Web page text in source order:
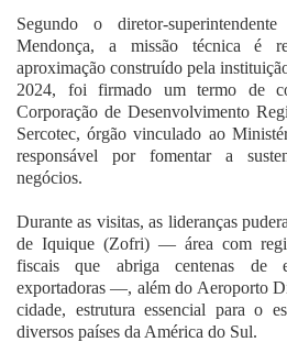
Segundo o diretor-
Mendonça, a missão técnica é
aproximação construído pela
2024, foi firmado um termo de
Corporação de Desenvolvimento
Sercotec, órgão vinculado ao
responsável por fomentar a
negócios.
Durante as visitas, as lideranças
de Iquique (Zofri) — área com
fiscais que abriga centenas de
exportadoras —, além do Aeroporto
cidade, estrutura essencial para o
diversos países da América do Sul.